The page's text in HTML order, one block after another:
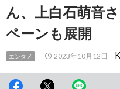
ん、上白石萌音
ペーンも展開
エンタメ 2023年10月12日